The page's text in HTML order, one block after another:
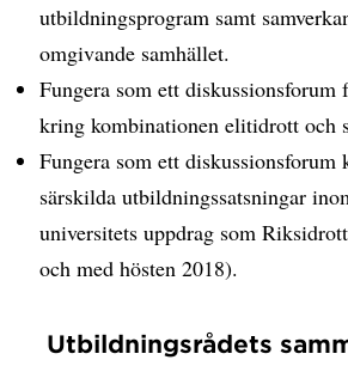
utbildningsprogram samt
omgivande samhället.
Fungera som ett diskussionsforum
kring kombinationen elitidrott och
Fungera som ett diskussionsforum
särskilda utbildningssatsningar
universitets uppdrag som
och med hösten 2018).
Utbildningsrådets